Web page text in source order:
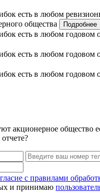
есть в любом
общества
Подробнее
есть в любом годовом
есть в любом годовом
есть в любом годовом
акционерное общество
с правилами
и принимаю